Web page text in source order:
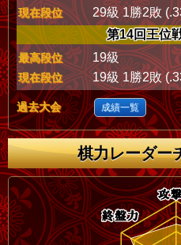
現在段位
29級 1勝2敗
第14回王位
最高段位 19級
現在段位 19級 1勝2敗
過去大会 成績一覧
棋力レーダー